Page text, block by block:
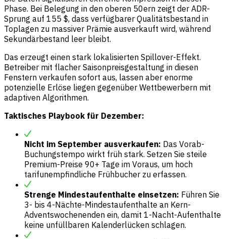
Phase. Bei Belegung in den oberen 50ern zeigt der ADR-
Sprung auf 155 $, dass verfügbarer Qualitätsbestand in
Toplagen zu massiver Prämie ausverkauft wird, während
Sekundärbestand leer bleibt.
Das erzeugt einen stark lokalisierten Spillover-Effekt.
Betreiber mit flacher Saisonpreisgestaltung in diesen
Fenstern verkaufen sofort aus, lassen aber enorme
potenzielle Erlöse liegen gegenüber Wettbewerbern mit
adaptiven Algorithmen.
Taktisches Playbook für Dezember:
Nicht im September ausverkaufen: Das Vorab-
Buchungstempo wirkt früh stark. Setzen Sie steile
Premium-Preise 90+ Tage im Voraus, um hoch
tarifunempfindliche Frühbucher zu erfassen.
Strenge Mindestaufenthalte einsetzen: Führen Sie
3- bis 4-Nächte-Mindestaufenthalte an Kern-
Adventswochenenden ein, damit 1-Nacht-Aufenthalte
keine unfüllbaren Kalenderlücken schlagen.